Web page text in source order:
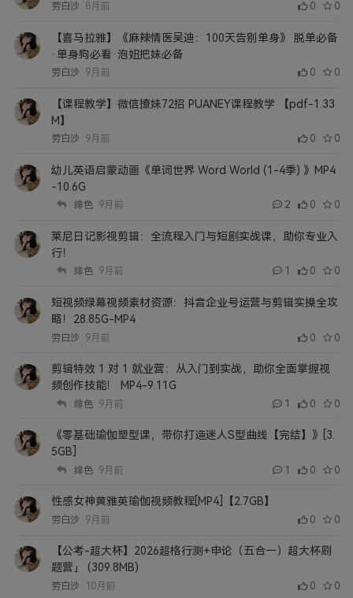
劳白沙 8月前 0 0
【喜马拉雅】《麻辣情医吴迪：100天告别单身》 脱单必备
·单身狗必看·泡妞把妹必备
劳白沙 9月前 0 0
【课程教学】微信撩妹72招 PUANEY课程教学 【pdf-1.33
M】
劳白沙 9月前 0 0
幼儿英语启蒙动画《单词世界 Word World (1-4季) 》MP4
-10.6G
绯色 9月前 2 0 0
莱尼日记影视剪辑：全流程入门与短剧实战课，助你专业入
行！
绯色 9月前 1 0 0
短视频绿幕视频素材资源：抖音企业号运营与剪辑实操全攻
略！28.85G-MP4
劳白沙 9月前 0 0
剪辑特效 1 对 1 就业营：从入门到实战，助你全面掌握视
频创作技能！ MP4-9.11G
绯色 9月前 1 0 0
《零基础瑜伽塑型课，带你打造迷人S型曲线【完结】》[3.
5GB]
绯色 9月前 1 0 0
性感女神黄雅英瑜伽视频教程[MP4]【2.7GB】
劳白沙 9月前 0 0
【公考-超大杯】2026超格行测+申论（五合一）超大杯刷
题营」 (309.8MB)
劳白沙 10月前 0 0